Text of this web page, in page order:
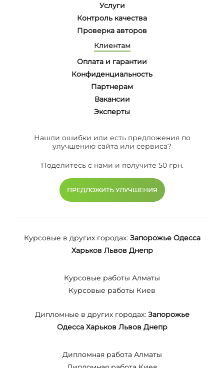
Услуги
Контроль качества
Проверка авторов
Клиентам
Оплата и гарантии
Конфиденциальность
Партнерам
Вакансии
Эксперты
Нашли ошибки или есть предложения по
улучшению сайта или сервиса?
Поделитесь с нами и получите 50 грн.
ПРЕДЛОЖИТЬ УЛУЧШЕНИЯ
Курсовые в других городах: Запорожье Одесса
Харьков Львов Днепр
Курсовые работы Алматы
Курсовые работы Киев
Дипломные в других городах: Запорожье
Одесса Харьков Львов Днепр
Дипломная работа Алматы